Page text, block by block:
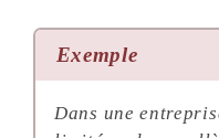
Exemple
Dans une